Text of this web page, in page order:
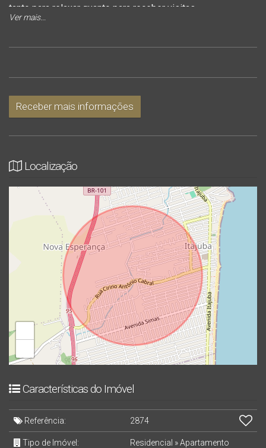
tanto para relaxar quanto para receber visitas.
Uma oportunidade imperdível para quem busca qualidade
de vida ou um ótimo investimento!
Ver mais...
Receber mais informações
Localização
Características do Imóvel
Referência: 2874
Tipo de Imóvel: Residencial »Apartamento